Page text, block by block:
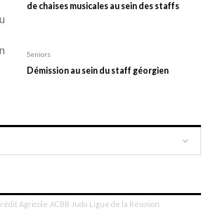
de chaises musicales au sein des staffs
Seniors
Démission au sein du staff géorgien
Agricole ACBB Judo Ligue de la Réunion